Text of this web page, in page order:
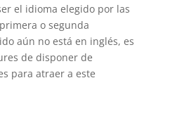
el idioma elegido por las
o segunda
aún no está en inglés, es
de disponer de
para atraer a este